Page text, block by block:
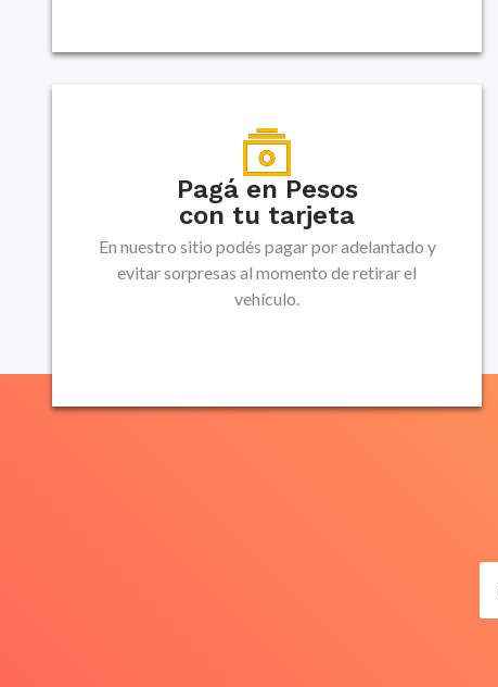
Pagá en Pesos
con tu tarjeta
En nuestro sitio podés pagar por adelantado y
evitar sorpresas al momento de retirar el
vehículo.